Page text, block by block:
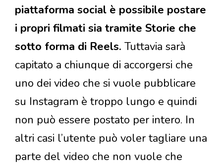
piattaforma social è possibile postare
i propri filmati sia tramite Storie che
sotto forma di Reels. Tuttavia sarà
capitato a chiunque di accorgersi che
uno dei video che si vuole pubblicare
su Instagram è troppo lungo e quindi
non può essere postato per intero. In
altri casi l’utente può voler tagliare una
parte del video che non vuole che